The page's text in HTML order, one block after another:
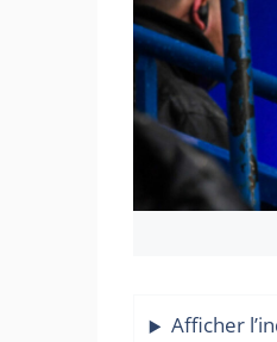
Afficher